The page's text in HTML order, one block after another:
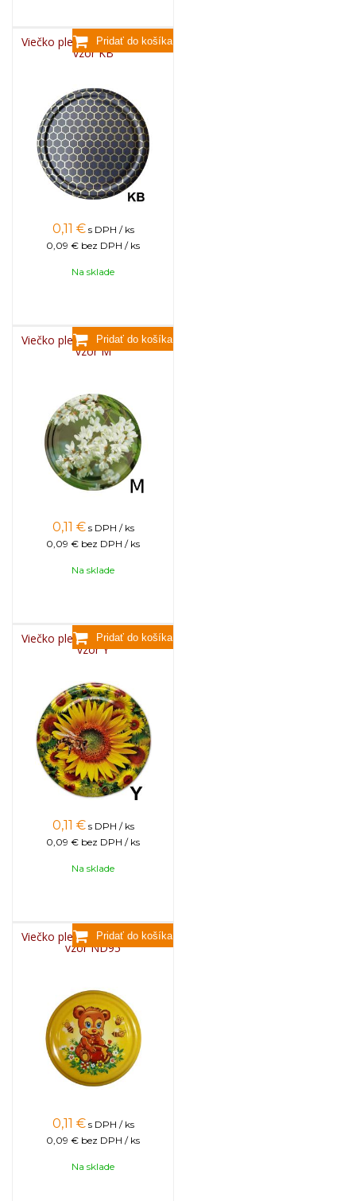
Viečko plechové TWIST 82 -
vzor KB
0,11 € s DPH / ks
0,09 € bez DPH / ks
Na sklade
Viečko plechové TWIST 82 -
vzor M
0,11 € s DPH / ks
0,09 € bez DPH / ks
Na sklade
Viečko plechové TWIST 82 -
vzor Y
0,11 € s DPH / ks
0,09 € bez DPH / ks
Na sklade
Viečko plechové TWIST 82 -
vzor ND95
0,11 € s DPH / ks
0,09 € bez DPH / ks
Na sklade